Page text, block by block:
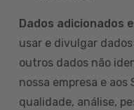
Dados adicionados
usar e divulgar
outros dados não
nossa empresa e
qualidade, análise,